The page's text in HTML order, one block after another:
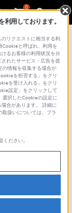
0
サービス・サ
。
利用しております。
リクエストに相当する利
と呼ばれ、利用を
るお客様の利用状況を分
れたサービス・広告を提
情報を収集する場合が
を拒否する」をクリ
を受け入れる」をクリ
設定」をクリックして
選択したCookieの設定に
合があります。 詳細に
扱いについては、プラ
ください。